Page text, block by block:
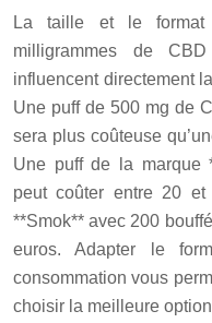
La taille et le format
milligrammes de
influencent directement
Une puff de 500 mg de
sera plus coûteuse
Une puff de la marque
peut coûter entre 20
**Smok** avec 200
euros. Adapter le
consommation vous
choisir la meilleure